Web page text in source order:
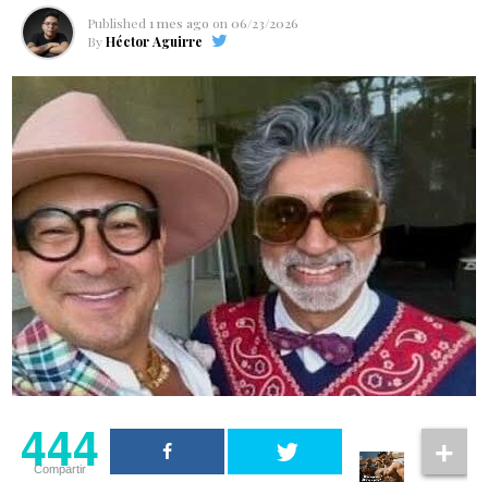
Published 1 mes ago on 06/23/2026
By Héctor Aguirre
444
Compartir